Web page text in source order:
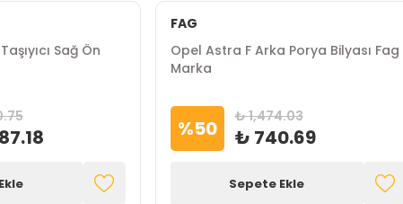
Sağ Ön
FAG
Opel Astra F Arka Porya Bilyası Fag
Marka
%50 ₺ 1,474.03
₺ 740.69
Sepete Ekle